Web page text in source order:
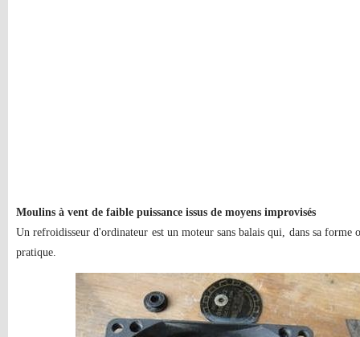
Moulins à vent de faible puissance issus de moyens improvisés
Un refroidisseur d'ordinateur est un moteur sans balais qui, dans sa forme
pratique.